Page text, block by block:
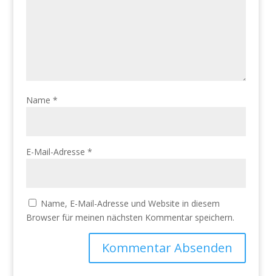
Name *
E-Mail-Adresse *
Name, E-Mail-Adresse und Website in diesem
Browser für meinen nächsten Kommentar speichern.